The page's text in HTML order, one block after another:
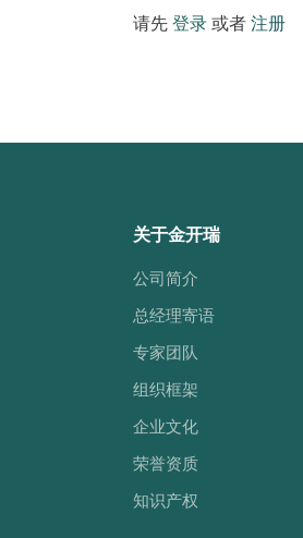
请先 登录 或者 注册
关于金开瑞
公司简介
总经理寄语
专家团队
组织框架
企业文化
荣誉资质
知识产权